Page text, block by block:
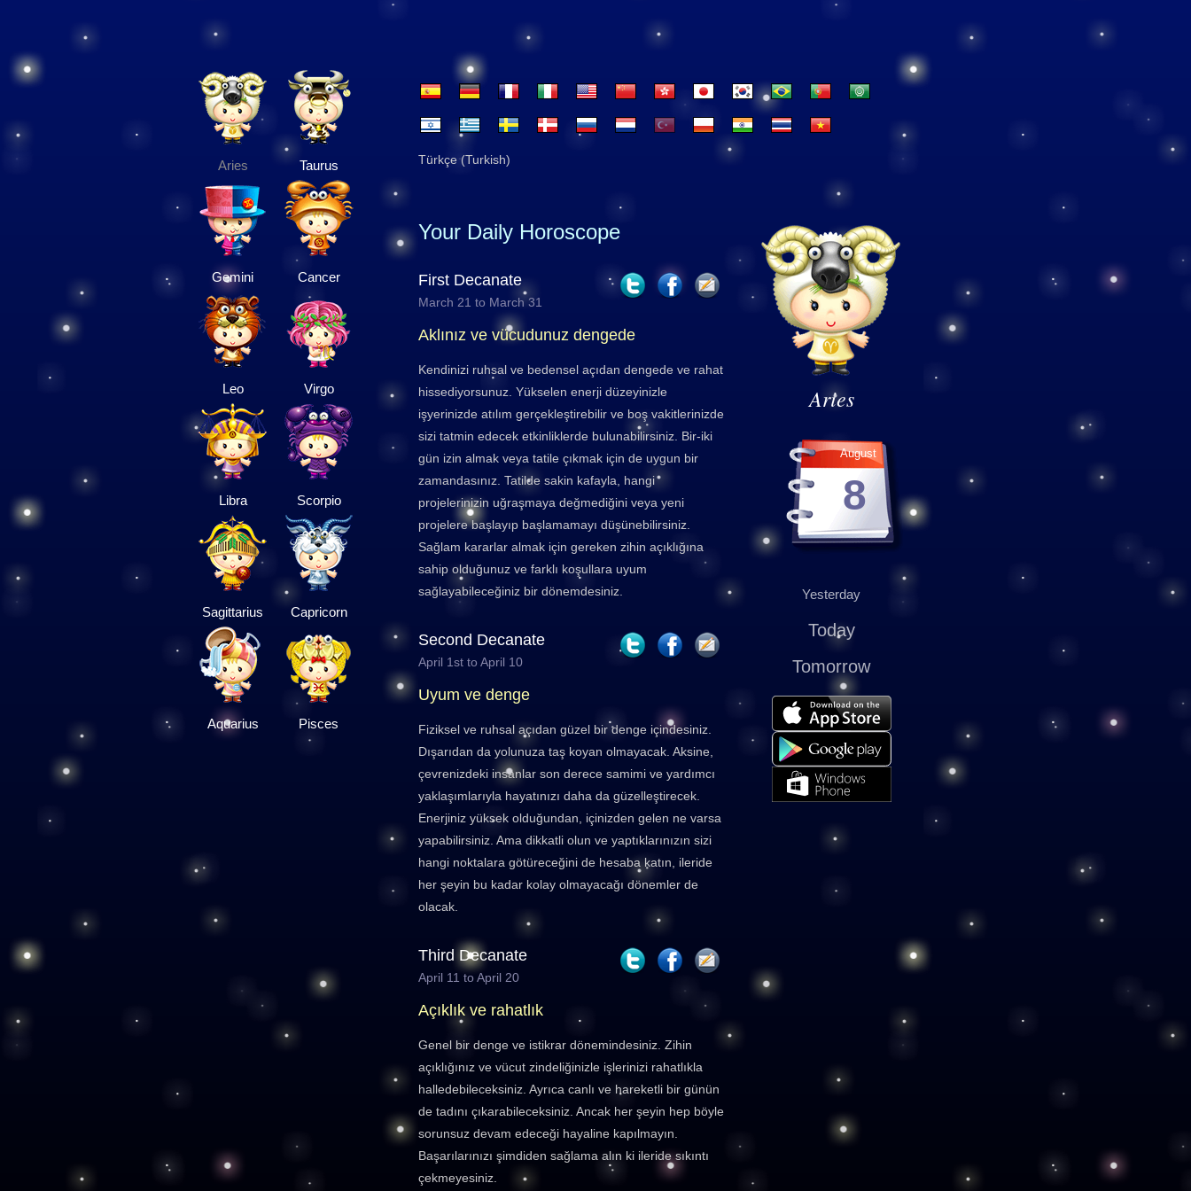
Aries Taurus
Gemini Cancer
Leo Virgo
Libra Scorpio
Sagittarius Capricorn
Aquarius Pisces
Türkçe (Turkish)
Aries
August
8
Yesterday
Today
Tomorrow
Your Daily Horoscope
First Decanate
March 21 to March 31
Aklınız ve vücudunuz dengede
Kendinizi ruhsal ve bedensel açıdan dengede ve rahat
hissediyorsunuz. Yükselen enerji düzeyinizle
işyerinizde atılım gerçekleştirebilir ve boş vakitlerinizde
sizi tatmin edecek etkinliklerde bulunabilirsiniz. Bir-iki
gün izin almak veya tatile çıkmak için de uygun bir
zamandasınız. Tatilde sakin kafayla, hangi
projelerinizin uğraşmaya değmediğini veya yeni
projelere başlayıp başlamamayı düşünebilirsiniz.
Sağlam kararlar almak için gereken zihin açıklığına
sahip olduğunuz ve farklı koşullara uyum
sağlayabileceğiniz bir dönemdesiniz.
Second Decanate
April 1st to April 10
Uyum ve denge
Fiziksel ve ruhsal açıdan güzel bir denge içindesiniz.
Dışarıdan da yolunuza taş koyan olmayacak. Aksine,
çevrenizdeki insanlar son derece samimi ve yardımcı
yaklaşımlarıyla hayatınızı daha da güzelleştirecek.
Enerjiniz yüksek olduğundan, içinizden gelen ne varsa
yapabilirsiniz. Ama dikkatli olun ve yaptıklarınızın sizi
hangi noktalara götüreceğini de hesaba katın, ileride
her şeyin bu kadar kolay olmayacağı dönemler de
olacak.
Third Decanate
April 11 to April 20
Açıklık ve rahatlık
Genel bir denge ve istikrar dönemindesiniz. Zihin
açıklığınız ve vücut zindeliğinizle işlerinizi rahatlıkla
halledebileceksiniz. Ayrıca canlı ve hareketli bir günün
de tadını çıkarabileceksiniz. Ancak her şeyin hep böyle
sorunsuz devam edeceği hayaline kapılmayın.
Başarılarınızı şimdiden sağlama alın ki ileride sıkıntı
çekmeyesiniz.